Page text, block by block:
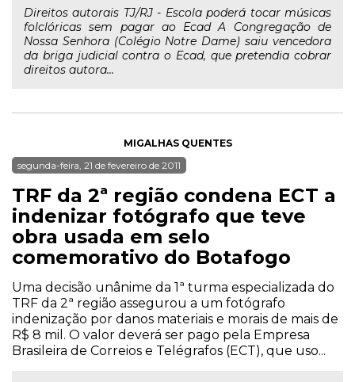
Direitos autorais TJ/RJ - Escola poderá tocar músicas
folclóricas sem pagar ao Ecad A Congregação de
Nossa Senhora (Colégio Notre Dame) saiu vencedora
da briga judicial contra o Ecad, que pretendia cobrar
direitos autora...
MIGALHAS QUENTES
segunda-feira, 21 de fevereiro de 2011
TRF da 2ª região condena ECT a
indenizar fotógrafo que teve
obra usada em selo
comemorativo do Botafogo
Uma decisão unânime da 1ª turma especializada do
TRF da 2ª região assegurou a um fotógrafo
indenização por danos materiais e morais de mais de
R$ 8 mil. O valor deverá ser pago pela Empresa
Brasileira de Correios e Telégrafos (ECT), que uso...